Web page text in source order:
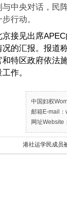
中央对话，民
行动。
接见出席
的汇报。报道
特区政府依法
作。
中国妇权
邮箱E-mail
网址Website
港社运学民成员